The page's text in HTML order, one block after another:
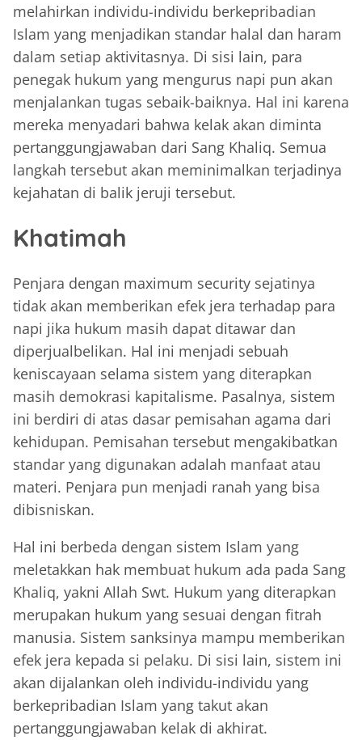
melahirkan individu-individu berkepribadian
Islam yang menjadikan standar halal dan haram
dalam setiap aktivitasnya. Di sisi lain, para
penegak hukum yang mengurus napi pun akan
menjalankan tugas sebaik-baiknya. Hal ini karena
mereka menyadari bahwa kelak akan diminta
pertanggungjawaban dari Sang Khaliq. Semua
langkah tersebut akan meminimalkan terjadinya
kejahatan di balik jeruji tersebut.
Khatimah
Penjara dengan maximum security sejatinya
tidak akan memberikan efek jera terhadap para
napi jika hukum masih dapat ditawar dan
diperjualbelikan. Hal ini menjadi sebuah
keniscayaan selama sistem yang diterapkan
masih demokrasi kapitalisme. Pasalnya, sistem
ini berdiri di atas dasar pemisahan agama dari
kehidupan. Pemisahan tersebut mengakibatkan
standar yang digunakan adalah manfaat atau
materi. Penjara pun menjadi ranah yang bisa
dibisniskan.
Hal ini berbeda dengan sistem Islam yang
meletakkan hak membuat hukum ada pada Sang
Khaliq, yakni Allah Swt. Hukum yang diterapkan
merupakan hukum yang sesuai dengan fitrah
manusia. Sistem sanksinya mampu memberikan
efek jera kepada si pelaku. Di sisi lain, sistem ini
akan dijalankan oleh individu-individu yang
berkepribadian Islam yang takut akan
pertanggungjawaban kelak di akhirat.